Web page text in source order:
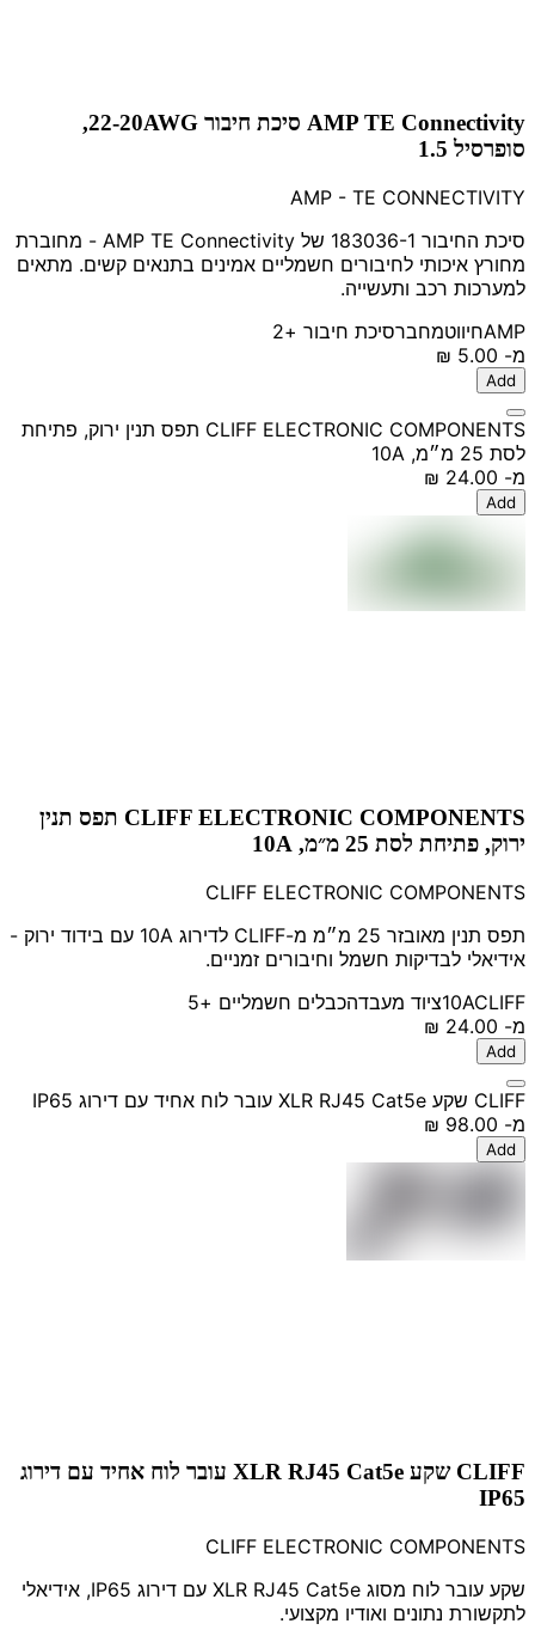
AMP TE Connectivity סיכת חיבור 22-20AWG,
סופרסיל 1.5
AMP - TE CONNECTIVITY
סיכת החיבור 183036-1 של AMP TE Connectivity - מחוברת
מחורץ איכותי לחיבורים חשמליים אמינים בתנאים קשים. מתאים
למערכות רכב ותעשייה.
AMPחיווטמחברסיכת חיבור +2
מ-
Add
CLIFF ELECTRONIC COMPONENTS תפס תנין ירוק, פתיחת
לסת 25 מ״מ, 10A
מ-
Add
CLIFF ELECTRONIC COMPONENTS תפס תנין
ירוק, פתיחת לסת 25 מ״מ, 10A
CLIFF ELECTRONIC COMPONENTS
תפס תנין מאובזר 25 מ״מ מ-CLIFF לדירוג 10A עם בידוד ירוק -
אידיאלי לבדיקות חשמל וחיבורים זמניים.
10ACLIFF ציוד מעבדהכבלים חשמליים +5
מ-
Add
CLIFF שקע XLR RJ45 Cat5e עובר לוח אחיד עם דירוג IP65
מ-
Add
CLIFF שקע XLR RJ45 Cat5e עובר לוח אחיד עם דירוג
IP65
CLIFF ELECTRONIC COMPONENTS
שקע עובר לוח מסוג XLR RJ45 Cat5e עם דירוג IP65, אידיאלי
לתקשורת נתונים ואודיו מקצועי.